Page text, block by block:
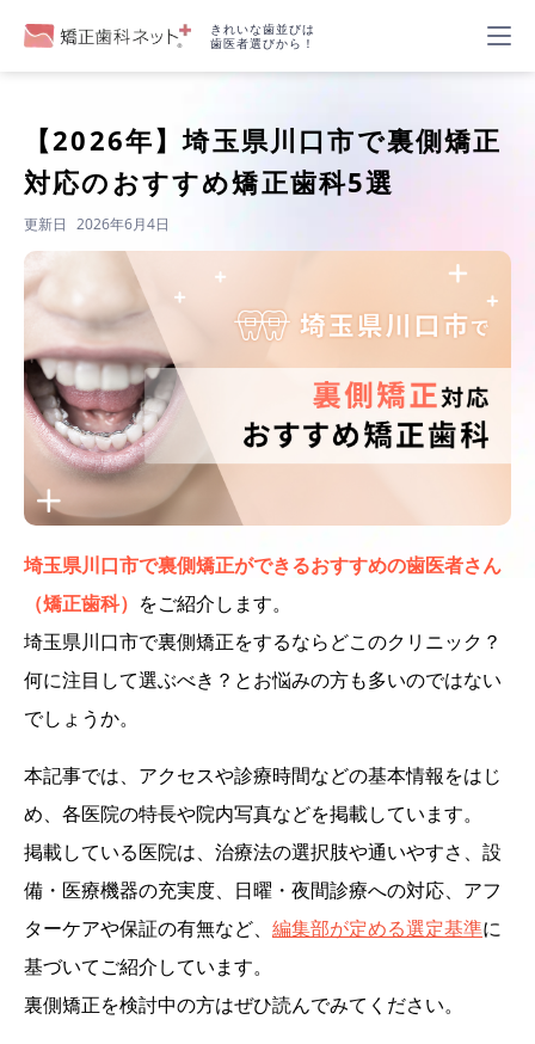
きれいな歯並びは
歯医者選びから！
【2026年】埼玉県川口市で裏側矯正
対応のおすすめ矯正歯科5選
更新日 2026年6月4日
埼玉県川口市で裏側矯正ができるおすすめの歯医者さん
（矯正歯科） をご紹介します。
埼玉県川口市で裏側矯正をするならどこのクリニック？
何に注目して選ぶべき？とお悩みの方も多いのではない
でしょうか。
本記事では、アクセスや診療時間などの基本情報をはじ
め、各医院の特長や院内写真などを掲載しています。
掲載している医院は、治療法の選択肢や通いやすさ、設
備・医療機器の充実度、日曜・夜間診療への対応、アフ
ターケアや保証の有無など、 編集部が定める選定基準に
基づいてご紹介しています。
裏側矯正を検討中の方はぜひ読んでみてください。